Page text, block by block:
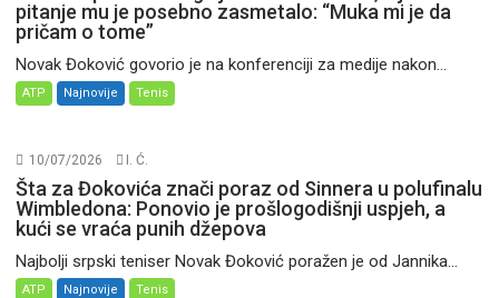
pitanje mu je posebno zasmetalo: “Muka mi je da
pričam o tome”
Novak Đoković govorio je na konferenciji za medije nakon...
ATP Najnovije Tenis
10/07/2026 I. Ć.
Šta za Đokovića znači poraz od Sinnera u polufinalu
Wimbledona: Ponovio je prošlogodišnji uspjeh, a
kući se vraća punih džepova
Najbolji srpski teniser Novak Đoković poražen je od Jannika...
ATP Najnovije Tenis